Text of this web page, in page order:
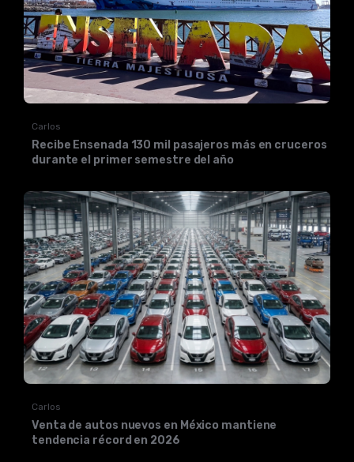
Carlos
Recibe Ensenada 130 mil pasajeros más en cruceros
durante el primer semestre del año
Carlos
Venta de autos nuevos en México mantiene
tendencia récord en 2026